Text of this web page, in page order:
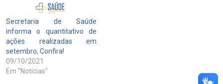
Secretaria de Saúde
informa o quantitativo de
ações realizadas em
setembro, Confira!
09/10/2021
Em "Notícias"